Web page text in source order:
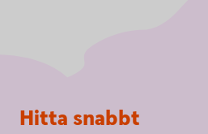
Sidfot
Hitta snabbt